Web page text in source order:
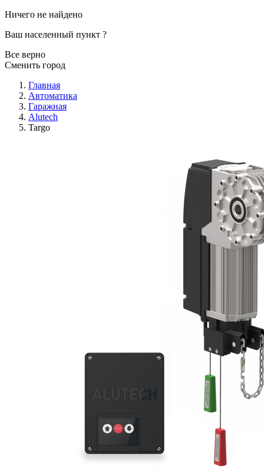
Ничего не найдено
Ваш населенный пункт ?
Все верно
Сменить город
Главная
Автоматика
Гаражная
Alutech
Targo